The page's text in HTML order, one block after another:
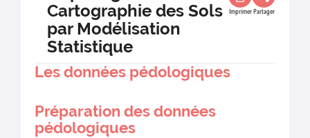
Cartographie des Sols
par Modélisation
Statistique
Imprimer Partager
Les données pédologiques
Préparation des données
pédologiques